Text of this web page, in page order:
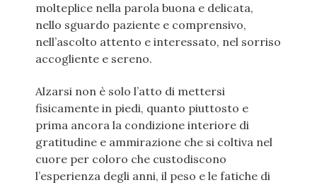
molteplice nella parola buona e delicata,
nello sguardo paziente e comprensivo,
nell’ascolto attento e interessato, nel sorriso
accogliente e sereno.
Alzarsi non è solo l’atto di mettersi
fisicamente in piedi, quanto piuttosto e
prima ancora la condizione interiore di
gratitudine e ammirazione che si coltiva nel
cuore per coloro che custodiscono
l’esperienza degli anni, il peso e le fatiche di